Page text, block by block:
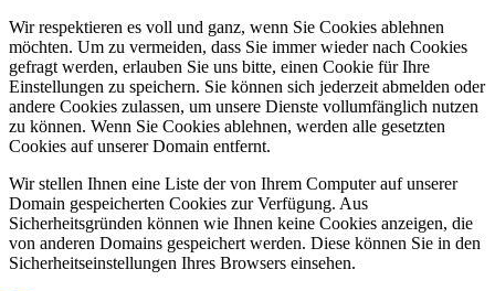
Wir respektieren es voll und ganz, wenn Sie Cookies ablehnen
möchten. Um zu vermeiden, dass Sie immer wieder nach Cookies
gefragt werden, erlauben Sie uns bitte, einen Cookie für Ihre
Einstellungen zu speichern. Sie können sich jederzeit abmelden oder
andere Cookies zulassen, um unsere Dienste vollumfänglich nutzen
zu können. Wenn Sie Cookies ablehnen, werden alle gesetzten
Cookies auf unserer Domain entfernt.
Wir stellen Ihnen eine Liste der von Ihrem Computer auf unserer
Domain gespeicherten Cookies zur Verfügung. Aus
Sicherheitsgründen können wie Ihnen keine Cookies anzeigen, die
von anderen Domains gespeichert werden. Diese können Sie in den
Sicherheitseinstellungen Ihres Browsers einsehen.